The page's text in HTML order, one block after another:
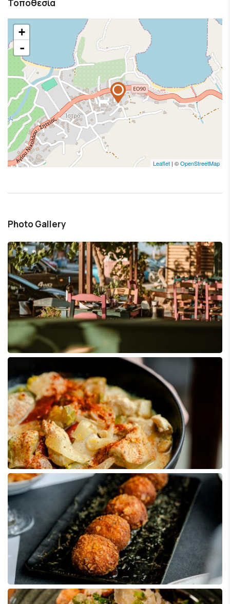
Τοποθεσία
+
-
Leaflet | ©OpenStreetMap
Photo Gallery